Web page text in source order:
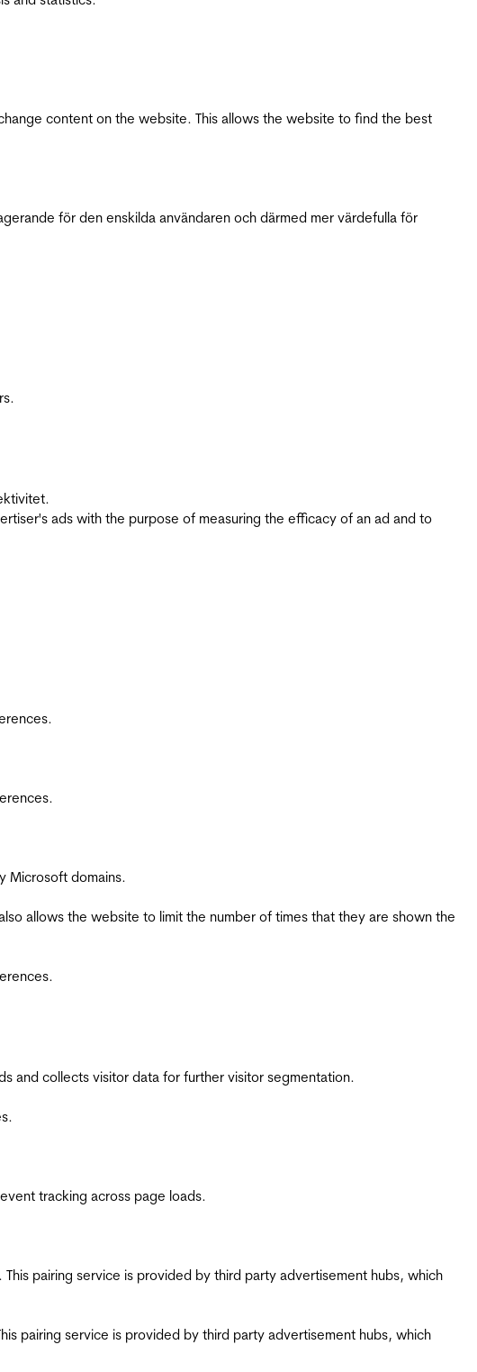
content on the website. This allows the website to find the best
för den enskilda användaren och därmed mer värdefulla för
ads with the purpose of measuring the efficacy of an ad and to
Microsoft domains.
allows the website to limit the number of times that they are shown the
and collects visitor data for further visitor segmentation.
tracking across page loads.
pairing service is provided by third party advertisement hubs, which
pairing service is provided by third party advertisement hubs, which